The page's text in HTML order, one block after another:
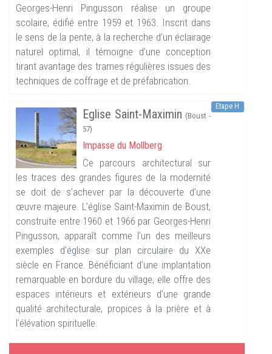
Georges-Henri Pingusson réalise un groupe
scolaire, édifié entre 1959 et 1963. Inscrit dans
le sens de la pente, à la recherche d’un éclairage
naturel optimal, il témoigne d’une conception
tirant avantage des trames régulières issues des
techniques de coffrage et de préfabrication.
Etape H
Eglise Saint-Maximin (Boust -
57)
Impasse du Mollberg
Ce parcours architectural sur
les traces des grandes figures de la modernité
se doit de s’achever par la découverte d’une
œuvre majeure. L’église Saint-Maximin de Boust,
construite entre 1960 et 1966 par Georges-Henri
Pingusson, apparaît comme l’un des meilleurs
exemples d’église sur plan circulaire du XXe
siècle en France. Bénéficiant d’une implantation
remarquable en bordure du village, elle offre des
espaces intérieurs et extérieurs d’une grande
qualité architecturale, propices à la prière et à
l’élévation spirituelle.